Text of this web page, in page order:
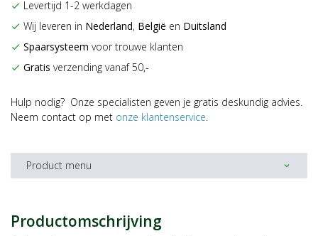
check Levertijd 1-2 werkdagen
check Wij leveren in Nederland, België en Duitsland
check Spaarsysteem voor trouwe klanten
check Gratis verzending vanaf 50,-
Hulp nodig? Onze specialisten geven je gratis deskundig advies.
Neem contact op met onze klantenservice.
Product menu expand_more
Productomschrijving